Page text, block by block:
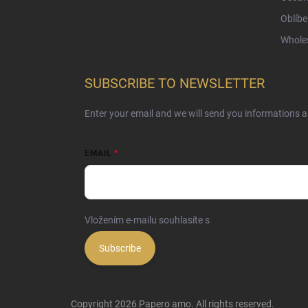
SUBSCRIBE TO NEWSLETTER
Enter your email and we will send you informations
EMAIL
Vložením e-mailu souhlasíte s
Subscribe
Copyright 2026 Papero amo. All rights reserved.